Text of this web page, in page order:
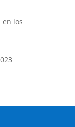
en los